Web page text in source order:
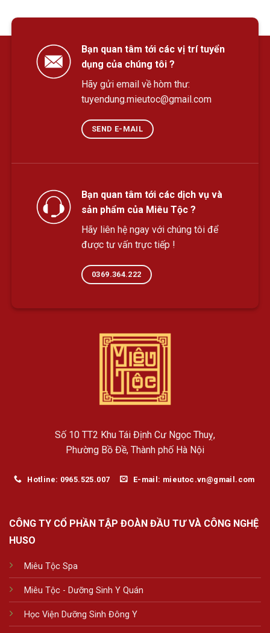
Bạn quan tâm tới các vị trí tuyển
dụng của chúng tôi ?
Hãy gửi email về hòm thư:
tuyendung.mieutoc@gmail.com
SEND E-MAIL
Bạn quan tâm tới các dịch vụ và
sản phẩm của Miêu Tộc ?
Hãy liên hệ ngay với chúng tôi để
được tư vấn trực tiếp !
0369.364.222
Số 10 TT2 Khu Tái Định Cư Ngọc Thuỵ,
Phường Bồ Đề, Thành phố Hà Nội
Hotline: 0965.525.007 E-mail: mieutoc.vn@gmail.com
CÔNG TY CỔ PHẦN TẬP ĐOÀN ĐẦU TƯ VÀ CÔNG NGHỆ
HUSO
Miêu Tộc Spa
Miêu Tộc - Dưỡng Sinh Y Quán
Học Viện Dưỡng Sinh Đông Y